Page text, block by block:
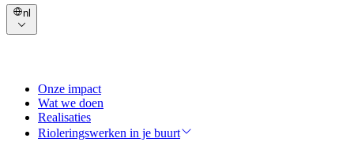
nl
Onze impact
Wat we doen
Realisaties
Rioleringswerken in je buurt